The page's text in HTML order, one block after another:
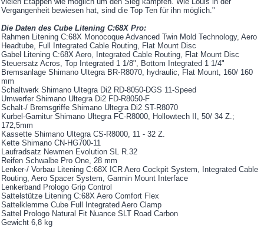
Vergangenheit bewiesen hat, sind die Top Ten für ihn möglich."
Die Daten des Cube Litening C:68X Pro:
Rahmen Litening C:68X Monocoque Advanced Twin Mold Technology, Aero
Headtube, Full Integrated Cable Routing, Flat Mount Disc
Gabel Litening C:68X Aero, Integrated Cable Routing, Flat Mount Disc
Steuersatz Acros, Top Integrated 1 1/8", Bottom Integrated 1 1/4"
Bremsanlage Shimano Ultegra BR-R8070, hydraulic, Flat Mount, 160/ 160
mm
Schaltwerk Shimano Ultegra Di2 RD-8050-DGS 11-Speed
Umwerfer Shimano Ultegra Di2 FD-R8050-F
Schalt-/ Bremsgriffe Shimano Ultegra Di2 ST-R8070
Kurbel-Garnitur Shimano Ultegra FC-R8000, Hollowtech II, 50/ 34 Z.;
172,5mm
Kassette Shimano Ultegra CS-R8000, 11 - 32 Z.
Kette Shimano CN-HG700-11
Laufradsatz Newmen Evolution SL R.32
Reifen Schwalbe Pro One, 28 mm
Lenker-/ Vorbau Litening C:68X ICR Aero Cockpit System, Integrated Cable
Routing, Aero Spacer System, Garmin Mount Interface
Lenkerband Prologo Grip Control
Sattelstütze Litening C:68X Aero Comfort Flex
Sattelklemme Cube Full Integrated Aero Clamp
Sattel Prologo Natural Fit Nuance SLT Road Carbon
Gewicht 6,8 kg